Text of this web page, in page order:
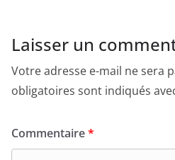
Laisser un
Votre adresse e-mail ne sera
obligatoires sont indiqués
Commentaire*